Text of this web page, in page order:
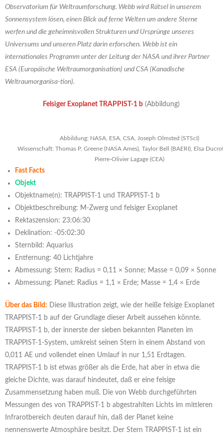
Observatorium für Weltraumforschung. Webb wird Rätsel in unserem
Sonnensystem lösen, einen Blick auf ferne Welten um andere Sterne
werfen und die geheimnisvollen Strukturen und Ursprünge unseres
Universums und unseren Platz darin erforschen. Webb ist ein
internationales Programm unter der Leitung der NASA und ihrer Partner
ESA (Europäische Weltraumorganisation) und CSA (Kanadische
Weltraumorganisa-tion).
Felsiger Exoplanet TRAPPIST-1 b (Abbildung)
Abbildung: NASA, ESA, CSA, Joseph Olmsted (STScI)
Wissenschaft: Thomas P. Greene (NASA Ames), Taylor Bell (BAERI), Elsa
Pierre-Olivier Lagage (CEA)
Fast Facts
Objekt
Objektname(n): TRAPPIST-1 und TRAPPIST-1 b
Objektbeschreibung: M-Zwerg und felsiger Exoplanet
Rektaszension: 23:06:30
Deklination: -05:02:30
Sternbild: Aquarius
Entfernung: 40 Lichtjahre
Abmessung: Stern: Radius = 0,11 × Sonne; Masse = 0,09 × Sonne
Abmessung: Planet: Radius = 1,1 × Erde; Masse = 1,4 × Erde
Über das Bild: Diese Illustration zeigt, wie der heiße felsige Exoplanet
TRAPPIST-1 b auf der Grundlage dieser Arbeit aussehen könnte.
TRAPPIST-1 b, der innerste der sieben bekannten Planeten im
TRAPPIST-1-System, umkreist seinen Stern in einem Abstand von
0,011 AE und vollendet einen Umlauf in nur 1,51 Erdtagen.
TRAPPIST-1 b ist etwas größer als die Erde, hat aber in etwa die
gleiche Dichte, was darauf hindeutet, daß er eine felsige
Zusammensetzung haben muß. Die von Webb durchgeführten
Messungen des von TRAPPIST-1 b abgestrahlten Lichts im mittleren
Infrarotbereich deuten darauf hin, daß der Planet keine
nennenswerte Atmosphäre besitzt. Der Stern TRAPPIST-1 ist ein